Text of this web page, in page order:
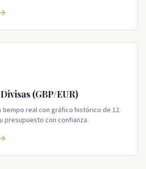
(GBP/EUR)
tiempo real con gráfico histórico de 12
presupuesto con confianza.